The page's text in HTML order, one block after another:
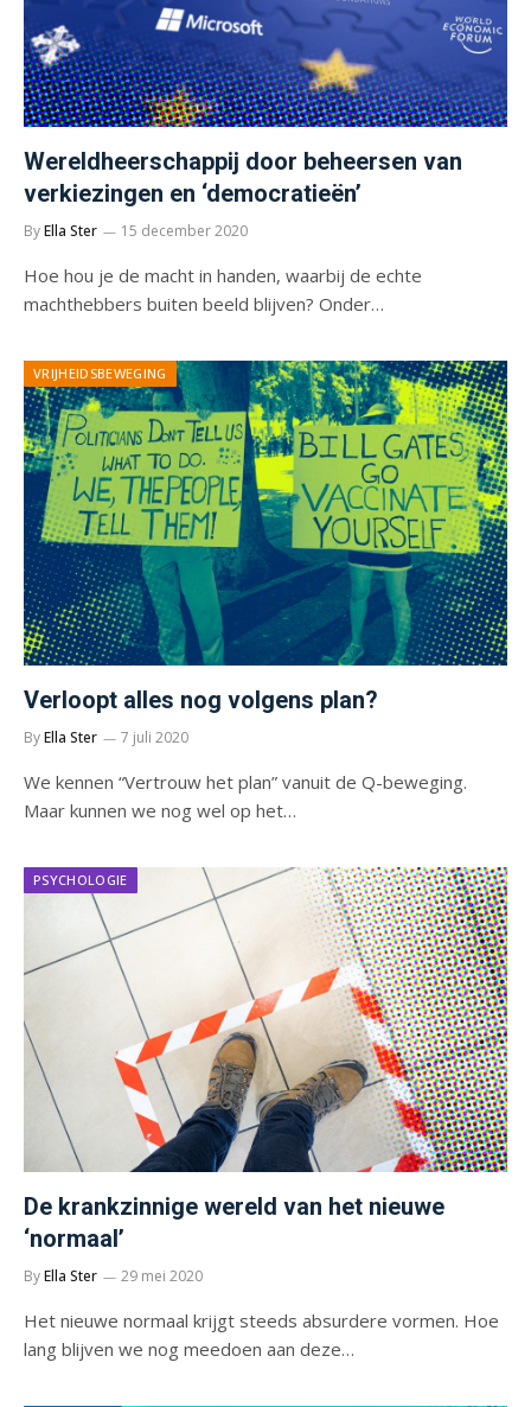
Wereldheerschappij door beheersen van
verkiezingen en ‘democratieën’
ByElla Ster 15 december 2020
Hoe hou je de macht in handen, waarbij de echte
machthebbers buiten beeld blijven? Onder…
VRIJHEIDSBEWEGING
Verloopt alles nog volgens plan?
ByElla Ster 7 juli 2020
We kennen “Vertrouw het plan” vanuit de Q-beweging.
Maar kunnen we nog wel op het…
PSYCHOLOGIE
De krankzinnige wereld van het nieuwe
‘normaal’
ByElla Ster 29 mei 2020
Het nieuwe normaal krijgt steeds absurdere vormen. Hoe
lang blijven we nog meedoen aan deze…